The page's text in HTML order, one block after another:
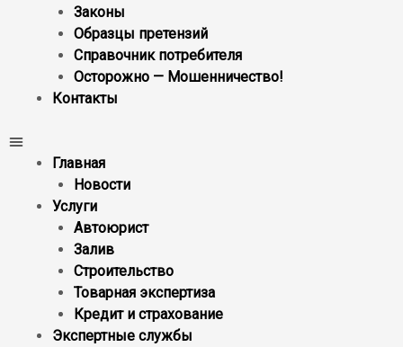
Законы
Образцы претензий
Справочник потребителя
Осторожно — Мошенничество!
Контакты
Главная
Новости
Услуги
Автоюрист
Залив
Строительство
Товарная экспертиза
Кредит и страхование
Экспертные службы